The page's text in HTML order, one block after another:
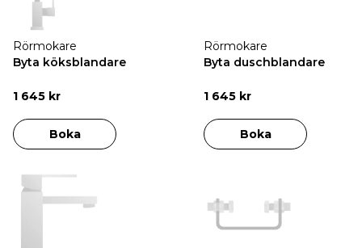
Rörmokare
Byta köksblandare
1 645 kr
Boka
Rörmokare
Byta duschblandare
1 645 kr
Boka